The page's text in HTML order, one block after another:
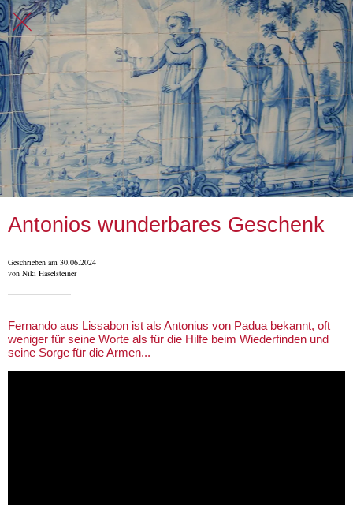
Antonios wunderbares Geschenk
Geschrieben am 30.06.2024
von Niki Haselsteiner
Fernando aus Lissabon ist als Antonius von Padua bekannt, oft
weniger für seine Worte als für die Hilfe beim Wiederfinden und
seine Sorge für die Armen...